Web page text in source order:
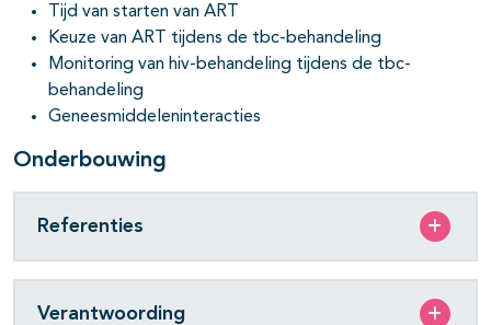
Tijd van starten van ART
Keuze van ART tijdens de tbc-behandeling
Monitoring van hiv-behandeling tijdens de tbc-
behandeling
Geneesmiddeleninteracties
Onderbouwing
Referenties
Verantwoording